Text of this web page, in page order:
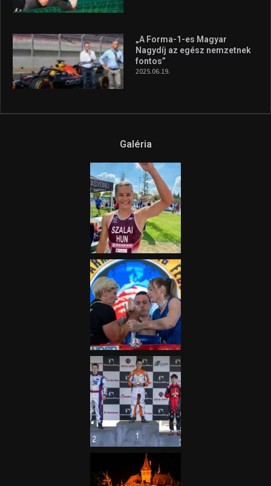
„A Forma-1-es Magyar
Nagydíj az egész nemzetnek
fontos”
2025.06.19.
Galéria